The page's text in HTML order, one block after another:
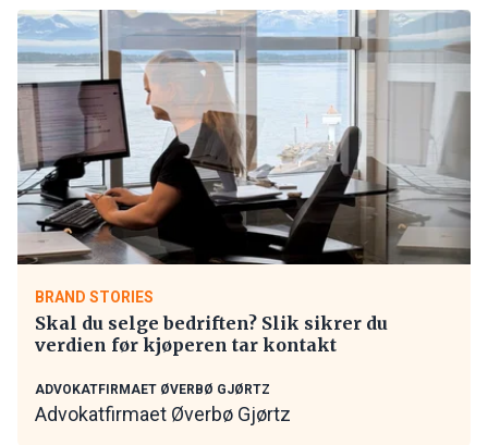
BRAND STORIES
Skal du selge bedriften? Slik sikrer du
verdien før kjøperen tar kontakt
ADVOKATFIRMAET ØVERBØ GJØRTZ
Advokatfirmaet Øverbø Gjørtz